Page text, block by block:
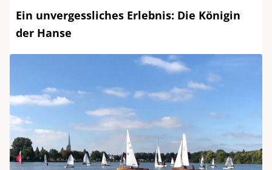
Ein unvergessliches Erlebnis: Die Königin
der Hanse